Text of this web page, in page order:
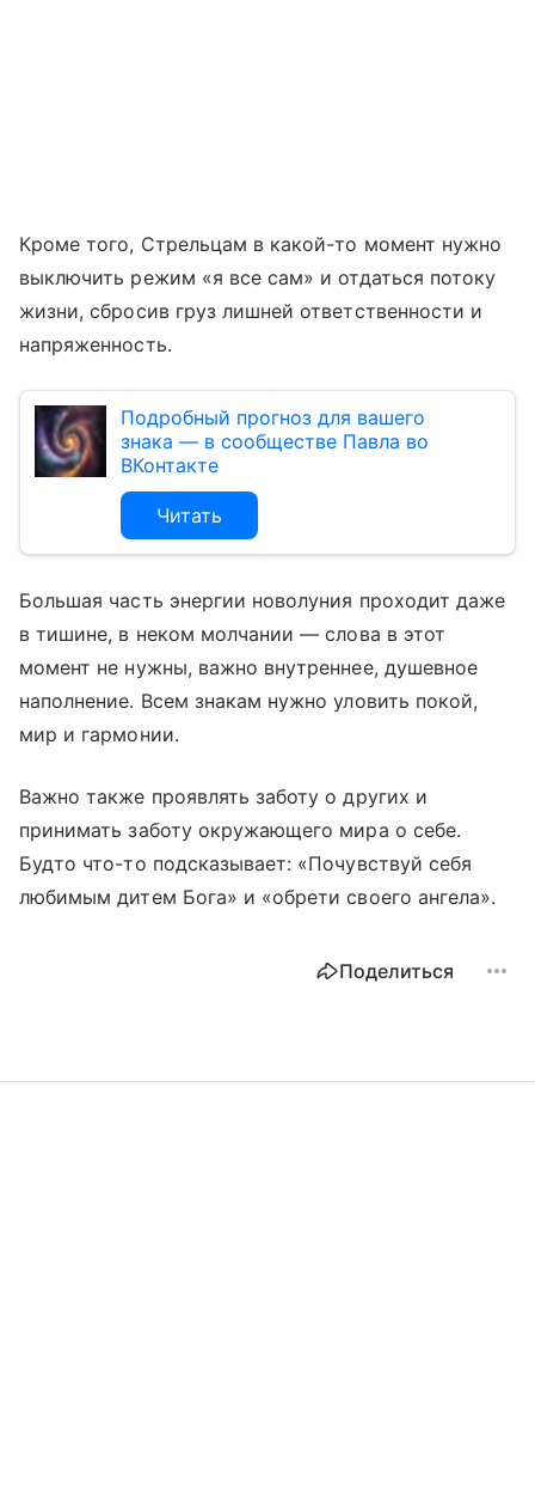
Кроме того, Стрельцам в какой-то момент нужно
выключить режим «я все сам» и отдаться потоку
жизни, сбросив груз лишней ответственности и
напряженность.
Подробный прогноз для вашего
знака — в сообществе Павла во
ВКонтакте
Читать
Большая часть энергии новолуния проходит даже
в тишине, в неком молчании — слова в этот
момент не нужны, важно внутреннее, душевное
наполнение. Всем знакам нужно уловить покой,
мир и гармонии.
Важно также проявлять заботу о других и
принимать заботу окружающего мира о себе.
Будто что-то подсказывает: «Почувствуй себя
любимым дитем Бога» и «обрети своего ангела».
Поделиться